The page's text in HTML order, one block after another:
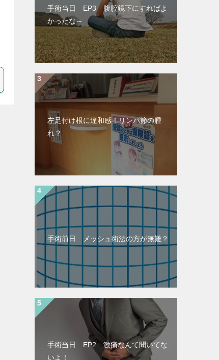
手術当日 EP3 腹腔鏡下にすればよ
かったな～
左足付け根に違和感！リンパ節の腫
れ？
手術前日 メッシュ術法の方が無難？
手術当日 EP2 激痛なんて聞いてな
いよ！